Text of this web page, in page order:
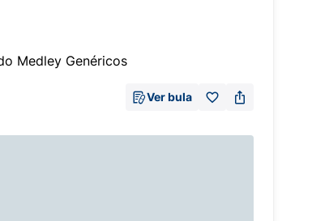
Medley Genéricos
Ver bula